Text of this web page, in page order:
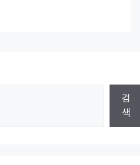
검
색